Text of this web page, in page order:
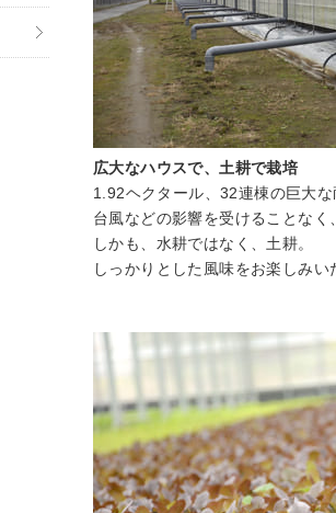
広大なハウスで、土耕で栽培
1.92ヘクタール、32連棟の巨大
台風などの影響を受けることなく
しかも、水耕ではなく、土耕。
しっかりとした風味をお楽しみい